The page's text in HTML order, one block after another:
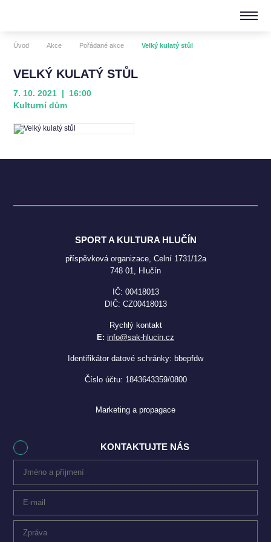
Úvod Akce Pořádané akce Velký kulatý stůl
VELKÝ KULATÝ STŮL
7. 10. 2021 | 16:00
Kulturní dům
SPORT A KULTURA HLUČÍN
příspěvková organizace, Celní 1731/12a
748 01, Hlučín
IČ: 00418013
DIČ: CZ00418013
Rychlý kontakt
E: info@sak-hlucin.cz
Identifikátor datové schránky: bbepfdw
Číslo účtu: 1843643359/0800
Marketing a propagace
KONTAKTUJTE NÁS